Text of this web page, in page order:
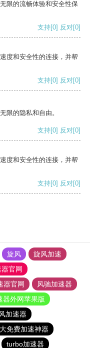
限的流畅体验和安全性保
支持[0] 反对[0]
度和安全性的连接，并帮
支持[0] 反对[0]
限的隐私和自由。
支持[0] 反对[0]
度和安全性的连接，并帮
支持[0] 反对[0]
旋风
旋风加速
官网
器官网
风驰加速器
器外网苹果版
加速器
免费加速神器
turbo加速器